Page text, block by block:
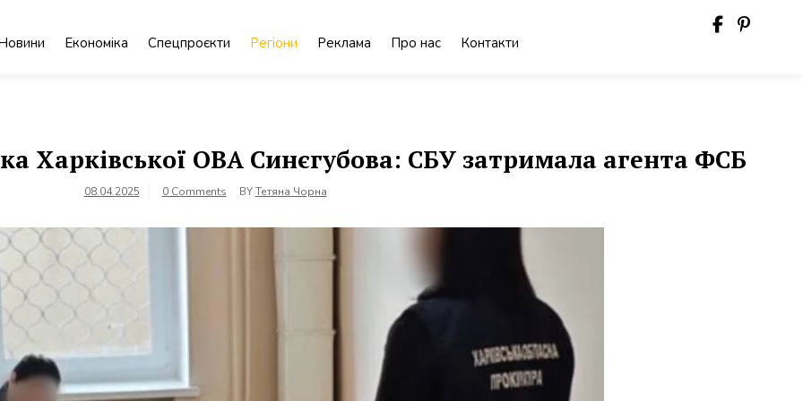
Економіка Спецпроєкти Регіони Реклама Про нас Контакти
Харківської ОВА Синєгубова: СБУ затримала агента ФСБ
08.04.2025 0 Comments BYТетяна Чорна